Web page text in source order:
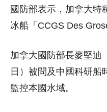
國防部表示，加拿大特
冰船「CCGS Des
加拿大國防部長麥堅迪
日）被問及中國科研船
監控本國水域。